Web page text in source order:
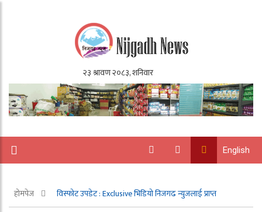
English
होमपेज विस्फोट उपडेट : Exclusive भिडियो निजगढ न्युजलाई प्राप्त